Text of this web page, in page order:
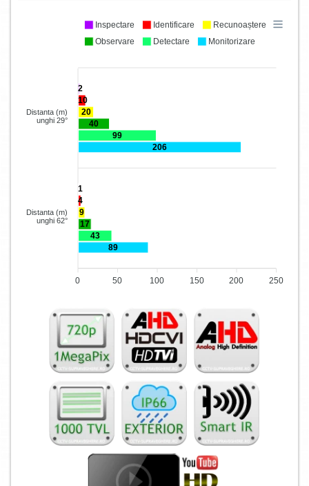
2
1
10
4
20
9
40
17
99
43
206
89
Distanta (m)
unghi 29°
Distanta (m)
unghi 62°
250
200
150
100
50
0
Inspectare Identificare
Recunoaștere
Observare
Detectare Monitorizare